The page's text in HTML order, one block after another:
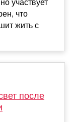
участвует
что
жить с
после